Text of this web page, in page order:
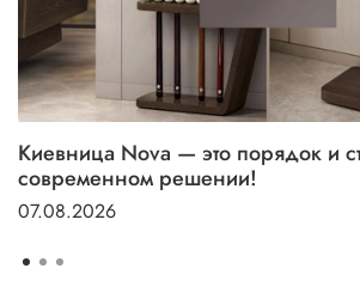
Киевница Nova — это порядок и
современном решении!
07.08.2026